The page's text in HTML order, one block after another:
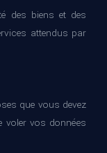
des biens et des
attendus par
que vous devez
voler vos données